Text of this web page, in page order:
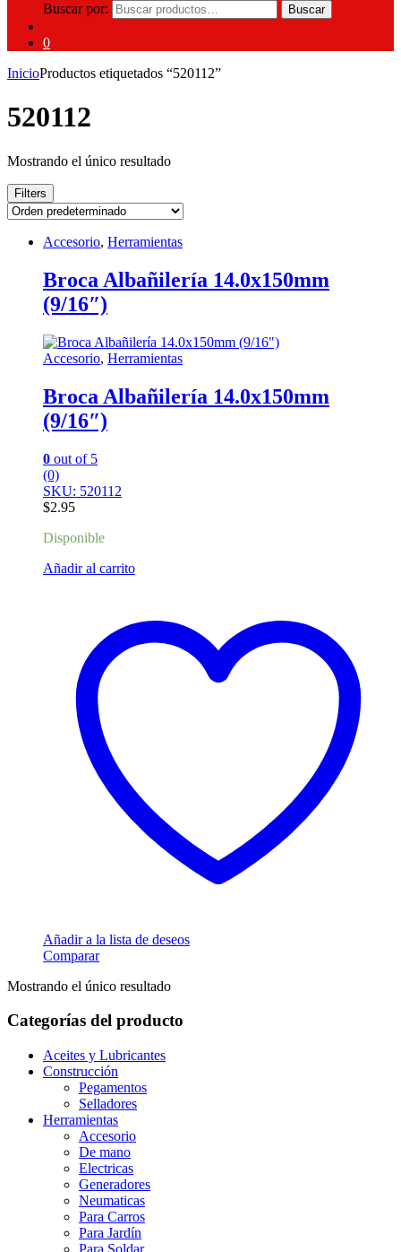
Buscar por:
Buscar
0
InicioProductos etiquetados “520112”
520112
Mostrando el único resultado
Filters
Accesorio, Herramientas
Broca Albañilería 14.0x150mm
(9/16″)
Accesorio, Herramientas
Broca Albañilería 14.0x150mm
(9/16″)
0 out of 5
(0)
SKU: 520112
$2.95
Disponible
Añadir al carrito
Añadir a la lista de deseos
Comparar
Mostrando el único resultado
Categorías del producto
Aceites y Lubricantes
Construcción
Pegamentos
Selladores
Herramientas
Accesorio
De mano
Electricas
Generadores
Neumaticas
Para Carros
Para Jardín
Para Soldar